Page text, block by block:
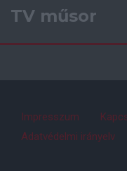
TV műsor
Impresszum
Adatvédelmi irányelv